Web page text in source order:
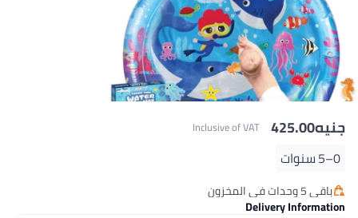
جنيه425.00
Inclusive of VAT
0–5 سنوات
باقي 5 وحدات في المخزون
باقي 5 وحدات في المخزون
Delivery Information